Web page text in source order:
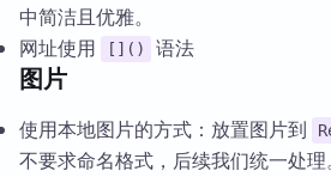
中简洁且优雅。
网址使用
[]() 语法
图片
使用本地图片的方式：放置图片到
不要求命名格式，后续我们统一处理。